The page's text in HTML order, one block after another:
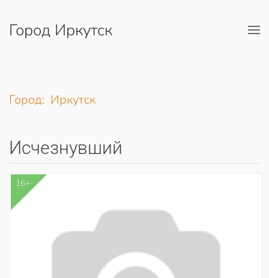
Перейти к содержимому
Город Иркутск
Город: Иркутск
Исчезнувший
16+